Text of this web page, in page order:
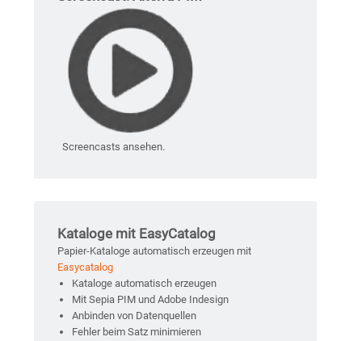
Screencasts ansehen.
Kataloge mit EasyCatalog
Papier-Kataloge automatisch erzeugen mit
Easycatalog
Kataloge automatisch erzeugen
Mit Sepia PIM und Adobe Indesign
Anbinden von Datenquellen
Fehler beim Satz minimieren